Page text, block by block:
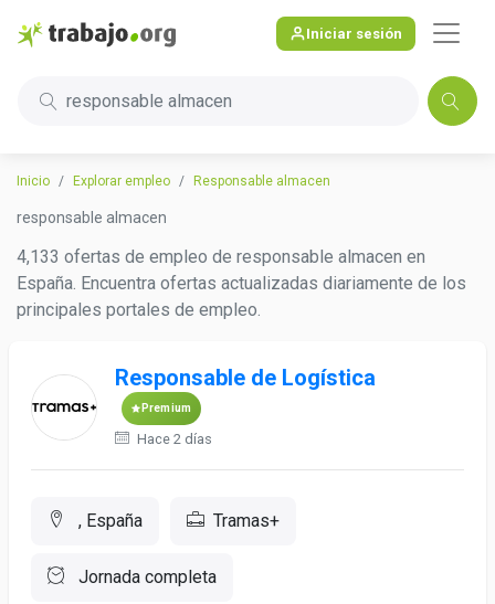
Iniciar sesión
responsable almacen
Inicio Explorar empleo Responsable almacen
responsable almacen
4,133 ofertas de empleo de responsable almacen en
España. Encuentra ofertas actualizadas diariamente de los
principales portales de empleo.
Responsable de Logística
Premium
Hace 2 días
, España Tramas+
Jornada completa